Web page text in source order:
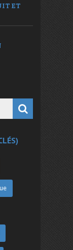
ET